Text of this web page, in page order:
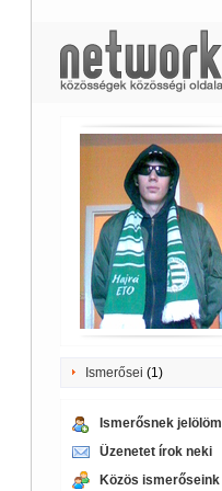
Ismerősei (1)
Ismerősnek jelölöm
Üzenetet írok neki
Közös ismerőseink